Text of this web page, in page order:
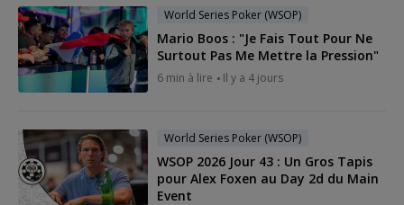
World Series Poker (WSOP)
Mario Boos : "Je Fais Tout Pour Ne
Surtout Pas Me Mettre la Pression"
6 min à lire Il y a 4 jours
World Series Poker (WSOP)
WSOP 2026 Jour 43 : Un Gros Tapis
pour Alex Foxen au Day 2d du Main
Event